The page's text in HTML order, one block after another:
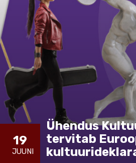
19
JUUNI
Ühendus
tervitab